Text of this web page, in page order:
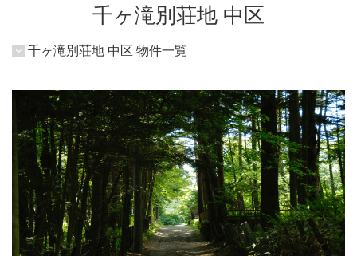
千ヶ滝別荘地 中区
千ヶ滝別荘地 中区 物件一覧